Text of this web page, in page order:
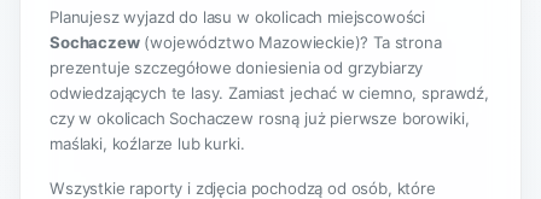
Planujesz wyjazd do lasu w okolicach miejscowości
Sochaczew(województwo Mazowieckie)? Ta strona
prezentuje szczegółowe doniesienia od grzybiarzy
odwiedzających te lasy. Zamiast jechać w ciemno, sprawdź,
czy w okolicach Sochaczew rosną już pierwsze borowiki,
maślaki, koźlarze lub kurki.
Wszystkie raporty i zdjęcia pochodzą od osób, które